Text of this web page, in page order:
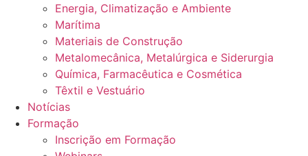
Energia, Climatização e Ambiente
Marítima
Materiais de Construção
Metalomecânica, Metalúrgica e Siderurgia
Química, Farmacêutica e Cosmética
Têxtil e Vestuário
Notícias
Formação
Inscrição em Formação